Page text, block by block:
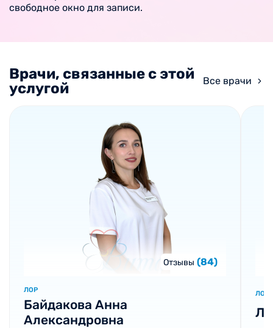
свободное окно для записи.
Врачи, связанные с этой
услугой
Все врачи
Отзывы (84)
ЛОР
Байдакова Анна
Александровна
ЛОР